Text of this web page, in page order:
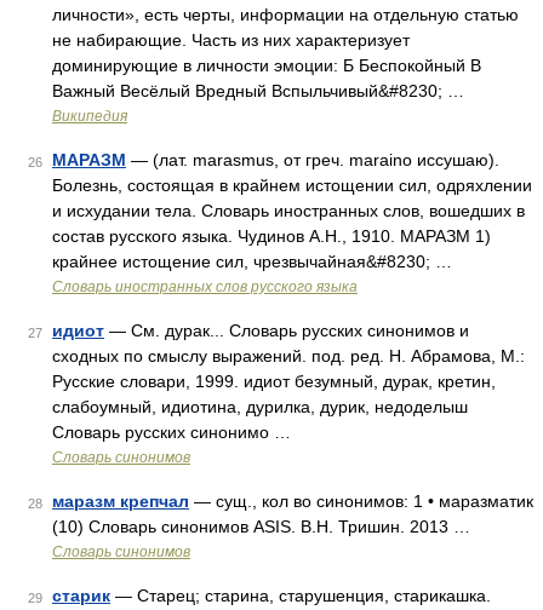
личности», есть черты, информации на отдельную статью
не набирающие. Часть из них характеризует
доминирующие в личности эмоции: Б Беспокойный В
Важный Весёлый Вредный Вспыльчивый&#8230; …
Википедия
26 МАРАЗМ — (лат. marasmus, от греч. maraino иссушаю).
Болезнь, состоящая в крайнем истощении сил, одряхлении
и исхудании тела. Словарь иностранных слов, вошедших в
состав русского языка. Чудинов А.Н., 1910. МАРАЗМ 1)
крайнее истощение сил, чрезвычайная&#8230; …
Словарь иностранных слов русского языка
27 идиот — См. дурак... Словарь русских синонимов и
сходных по смыслу выражений. под. ред. Н. Абрамова, М.:
Русские словари, 1999. идиот безумный, дурак, кретин,
слабоумный, идиотина, дурилка, дурик, недоделыш
Словарь русских синонимо …
Словарь синонимов
28 маразм крепчал — сущ., кол во синонимов: 1 • маразматик
(10) Словарь синонимов ASIS. В.Н. Тришин. 2013 …
Словарь синонимов
29 старик — Старец; старина, старушенция, старикашка.